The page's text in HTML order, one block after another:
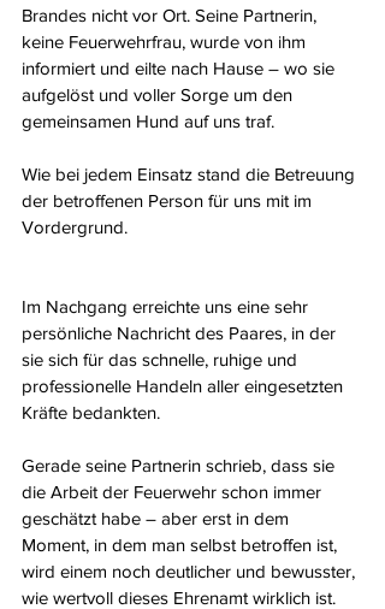
Brandes nicht vor Ort. Seine Partnerin,
keine Feuerwehrfrau, wurde von ihm
informiert und eilte nach Hause – wo sie
aufgelöst und voller Sorge um den
gemeinsamen Hund auf uns traf.
Wie bei jedem Einsatz stand die Betreuung
der betroffenen Person für uns mit im
Vordergrund.
Im Nachgang erreichte uns eine sehr
persönliche Nachricht des Paares, in der
sie sich für das schnelle, ruhige und
professionelle Handeln aller eingesetzten
Kräfte bedankten.
Gerade seine Partnerin schrieb, dass sie
die Arbeit der Feuerwehr schon immer
geschätzt habe – aber erst in dem
Moment, in dem man selbst betroffen ist,
wird einem noch deutlicher und bewusster,
wie wertvoll dieses Ehrenamt wirklich ist.